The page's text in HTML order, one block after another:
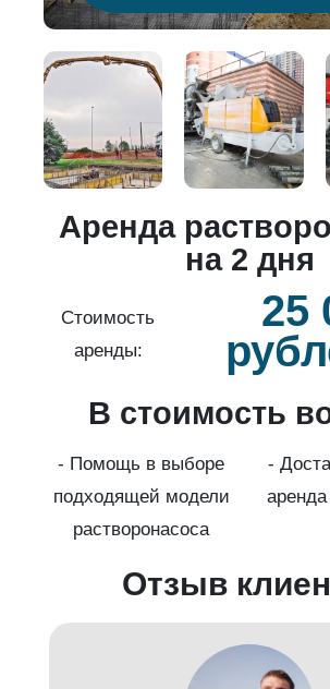
Аренда
на 2 дня
Стоимость
аренды:
25
В стоимость
- Помощь в выборе
подходящей модели
растворонасоса
-
Отзыв